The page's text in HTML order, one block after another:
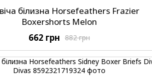
білизна Horsefeathers Frazier
Boxershorts Melon
882 грн
662 грн